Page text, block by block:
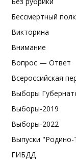
Бессмертный полк
Викторина
Внимание
Вопрос — Ответ
Всероссийская
Выборы
Выборы-2019
Выборы-2022
Выпуски
ГИБДД